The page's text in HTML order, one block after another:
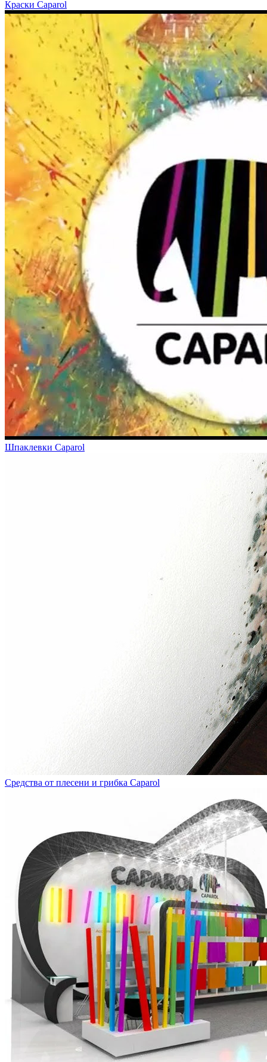
Краски Caparol
Шпаклевки Caparol
Средства от плесени и грибка Caparol